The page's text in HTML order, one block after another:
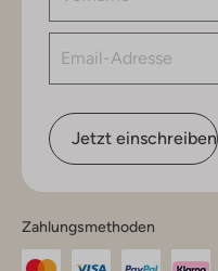
Jetzt einschreiben
Zahlungsmethoden